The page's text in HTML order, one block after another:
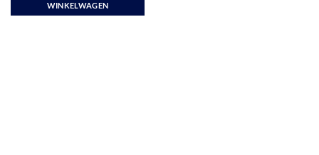
WINKELWAGEN